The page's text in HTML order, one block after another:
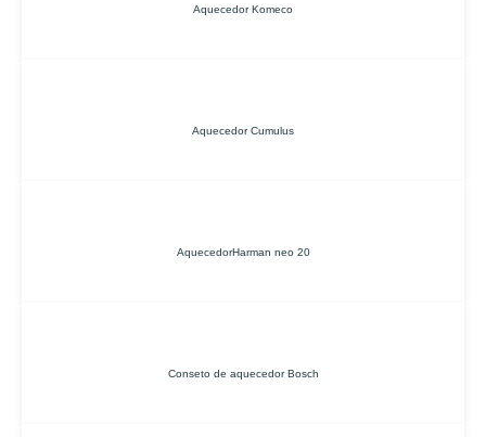
Aquecedor Komeco
Aquecedor Cumulus
AquecedorHarman neo 20
Conseto de aquecedor Bosch